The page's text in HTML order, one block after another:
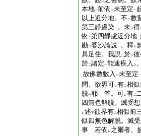
レ
本地一前依 二未至定一
以上近分地。不 二數
第三靜慮染一。未レ得
依 二第四靜慮近分地一
勘二婆沙論説一。釋下
具足住。我説二於レ
於二諸定一能速疾入 上
故佛數數入 二未至定一
問。欲界可レ有二相
脱一耶 答。可レ有二
四無色解脱。滅受
レ述下欲界有二相似前
似四無色解脱。滅
事 若依 レ之爾者。